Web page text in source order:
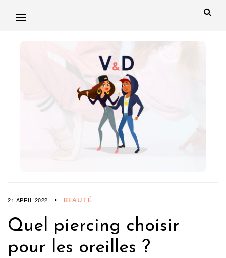
21 APRIL 2022 BEAUTÉ
Quel piercing choisir
pour les oreilles ?